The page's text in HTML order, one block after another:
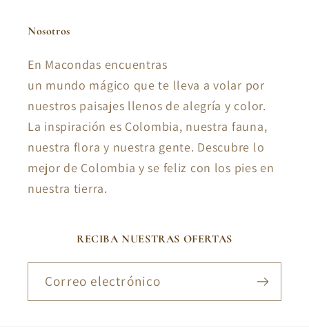
Nosotros
En Macondas encuentras
un mundo mágico que te lleva a volar por
nuestros paisajes llenos de alegría y color.
La inspiración es Colombia, nuestra fauna,
nuestra flora y nuestra gente. Descubre lo
mejor de Colombia y se feliz con los pies en
nuestra tierra.
RECIBA NUESTRAS OFERTAS
Correo electrónico